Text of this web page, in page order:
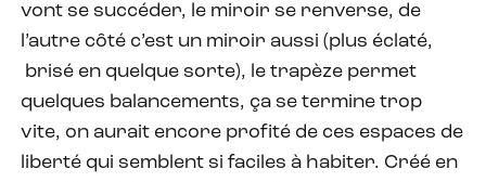
vont se succéder, le miroir se renverse, de
l’autre côté c’est un miroir aussi (plus éclaté,
brisé en quelque sorte), le trapèze permet
quelques balancements, ça se termine trop
vite, on aurait encore profité de ces espaces de
liberté qui semblent si faciles à habiter. Créé en